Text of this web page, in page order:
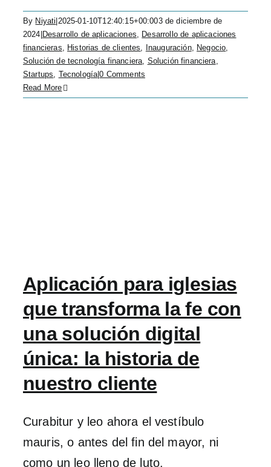
By Niyati 2025-01-10T12:40:15+00:003 de diciembre de
2024 Desarrollo de aplicaciones, Desarrollo de aplicaciones
financieras, Historias de clientes, Inauguración, Negocio,
Solución de tecnología financiera, Solución financiera,
Startups, Tecnología|0 Comments
Read More
Aplicación para iglesias
que transforma la fe con
una solución digital
única: la historia de
nuestro cliente
Curabitur y leo ahora el vestíbulo
mauris, o antes del fin del mayor, ni
como un leo lleno de luto.